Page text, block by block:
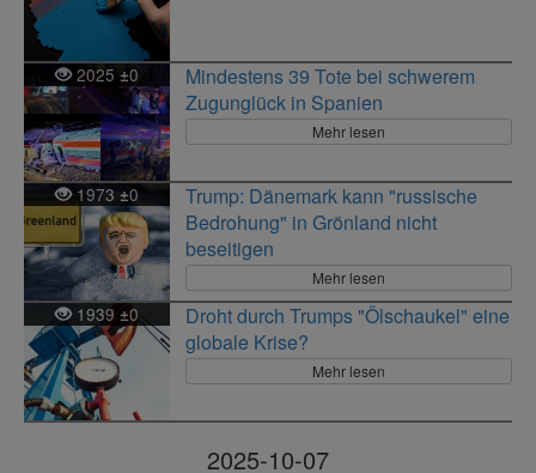
2025 ±0
Mindestens 39 Tote bei schwerem
Zugunglück in Spanien
Mehr lesen
1973±0
Trump: Dänemark kann "russische
Bedrohung" in Grönland nicht
beseitigen
Mehr lesen
1939 ±0
Droht durch Trumps "Ölschaukel" eine
globale Krise?
Mehr lesen
2025-10-07